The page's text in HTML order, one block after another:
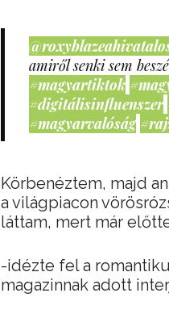
amiről senki sem
#magyartiktok
#digitálisinfluenszer
#magyarvalóság
Körbenéztem, majd
a világpiacon
láttam, mert már
-idézte fel a
magazinnak adott